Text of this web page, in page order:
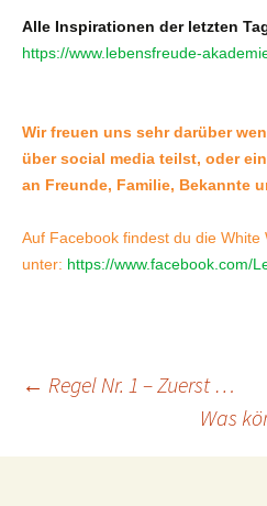
Alle Inspirationen der letzten
https://www.lebensfreude-
Wir freuen uns sehr darüber
über social media teilst, oder
an Freunde, Familie, Bekannte
Auf Facebook findest du die
unter: https://www.facebook.com/
← Regel Nr. 1 – Zuerst …
Was